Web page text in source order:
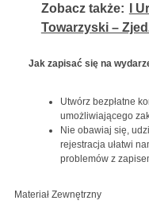
Zobacz także:
I
Towarzyski –
Jak zapisać się na
Utwórz bezpłatne
umożliwiającego
Nie obawiaj się,
rejestracja ułatwi
problemów z
Materiał Zewnętrzny